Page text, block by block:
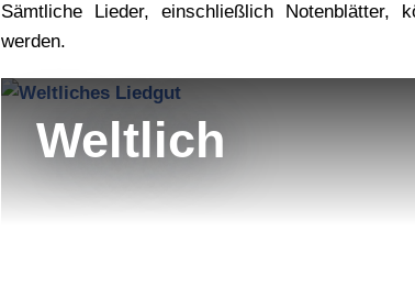
Sämtliche Lieder, einschließlich Notenblätter,
werden.
Weltlich